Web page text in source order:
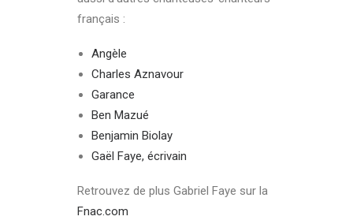
français :
Angèle
Charles Aznavour
Garance
Ben Mazué
Benjamin Biolay
Gaël Faye, écrivain
Retrouvez de plus Gabriel Faye sur la
Fnac.com